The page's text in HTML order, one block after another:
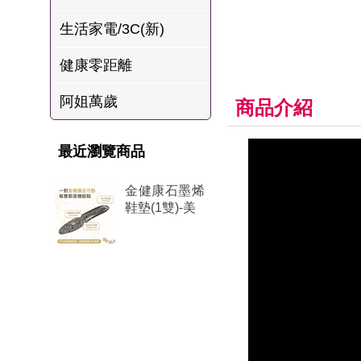
海瑞摃丸
八兩排烤肉組
生活家電/3C(新)
健康零距離
阿姐萬歲
最近瀏覽商品
金健康石墨烯
鞋墊(1雙)-美
商品介紹